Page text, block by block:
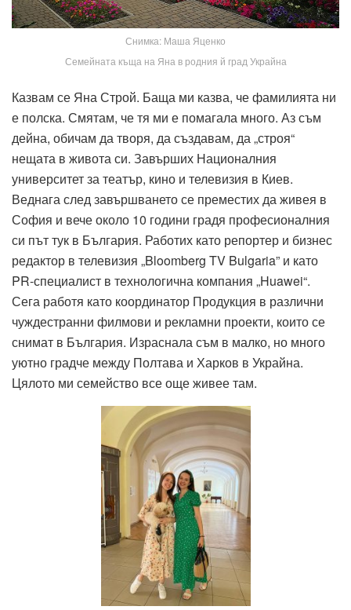
Снимка: Маша Яценко
Семейната къща на Яна в родния й град Украйна
Казвам се Яна Строй. Баща ми казва, че фамилията ни
е полска. Смятам, че тя ми е помагала много. Аз съм
дейна, обичам да творя, да създавам, да „строя“
нещата в живота си. Завърших Националния
университет за театър, кино и телевизия в Киев.
Веднага след завършването се преместих да живея в
София и вече около 10 години градя професионалния
си път тук в България. Работих като репортер и бизнес
редактор в телевизия „Bloomberg TV Bulgaria” и като
PR-специалист в технологична компания „Huawei“.
Сега работя като координатор Продукция в различни
чуждестранни филмови и рекламни проекти, които се
снимат в България. Израснала съм в малко, но много
уютно градче между Полтава и Харков в Украйна.
Цялото ми семейство все още живее там.